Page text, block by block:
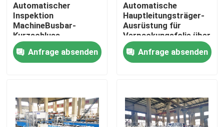
Produkte
Automatischer
Inspektion
MachineBusbar-
Kurzschluss-
Widerstand
Isolierinspektions-
Maschine für Busduct
Anfrage absenden
Automatische
Hauptleitungsträger-
Ausrüstung für
Verpackungsfolie über
Busbuct weg von
StaubAnfrage absenden